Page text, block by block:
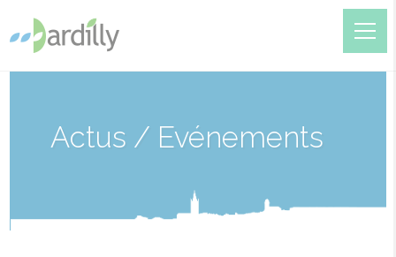
Actus / Evénements